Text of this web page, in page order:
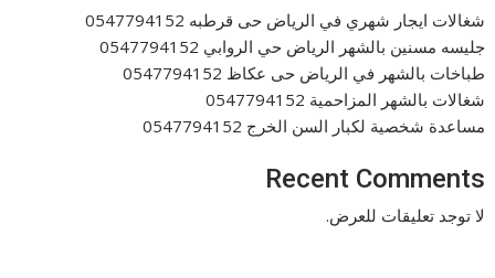
شغالات ايجار شهري في الرياض حى قرطبه 0547794152
جليسه مسنين بالشهر الرياض حي الروابي 0547794152
طباخات بالشهر في الرياض حى عكاظ 0547794152
شغالات بالشهر المزاحمية 0547794152
مساعدة شخصية لكبار السن الخرج 0547794152
Recent Comments
لا توجد تعليقات للعرض.